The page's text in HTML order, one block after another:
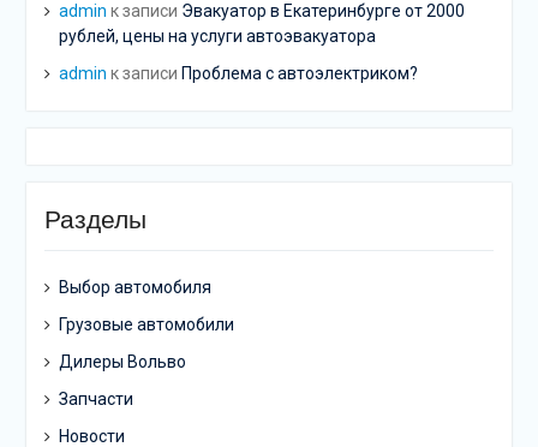
admin к записи Эвакуатор в Екатеринбурге от 2000
рублей, цены на услуги автоэвакуатора
admin к записи Проблема с автоэлектриком?
Разделы
Выбор автомобиля
Грузовые автомобили
Дилеры Вольво
Запчасти
Новости